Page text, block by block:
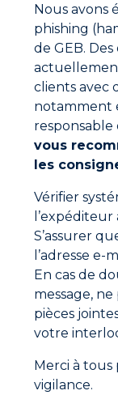
Pour
DOUCHE au
rigide au
souple au
Pour les
le joint avec
double lèvre.
Fiche
Nous avons
phishing
de GEB.
clients avec
notamment
responsable
vous
les
Vérifier
S’assurer
l’adresse e-
En cas de
message,
pièces
votre
Merci à
vigilance.